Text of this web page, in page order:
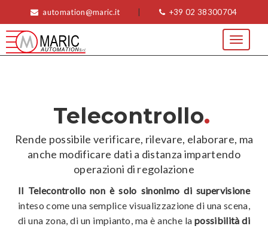
automation@maric.it +39 02 38300704
Toggle
Telecontrollo.
Rende possibile verificare, rilevare, elaborare, ma
anche modificare dati a distanza impartendo
operazioni di regolazione
Il Telecontrollo non è solo sinonimo di supervisione
inteso come una semplice visualizzazione di una scena,
di una zona, di un impianto, ma è anche lapossibilità di